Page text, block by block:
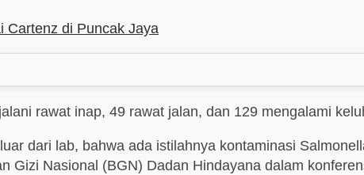
Cartenz di Puncak Jaya
rawat inap, 49 rawat jalan, dan 129 mengalami
dari lab, bahwa ada istilahnya kontaminasi
Gizi Nasional (BGN) Dadan Hindayana dalam